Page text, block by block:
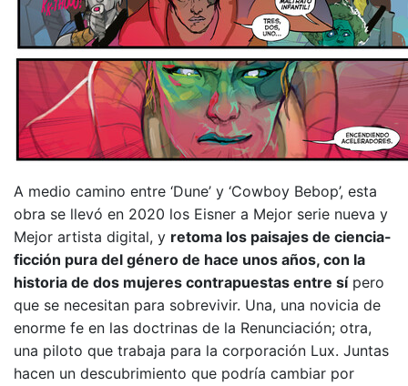
A medio camino entre ‘Dune’ y ‘Cowboy Bebop’, esta
obra se llevó en 2020 los Eisner a Mejor serie nueva y
Mejor artista digital, y retoma los paisajes de ciencia-
ficción pura del género de hace unos años, con la
historia de dos mujeres contrapuestas entre sípero
que se necesitan para sobrevivir. Una, una novicia de
enorme fe en las doctrinas de la Renunciación; otra,
una piloto que trabaja para la corporación Lux. Juntas
hacen un descubrimiento que podría cambiar por